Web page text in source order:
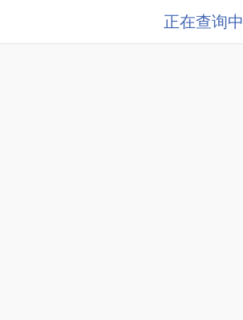
正在查询中